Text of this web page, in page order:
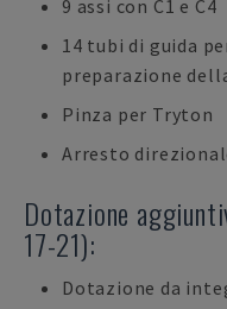
9 assi con C1 e C4
14 tubi di guida
preparazione
Pinza per Tryton
Arresto
Dotazione
17-21):
Dotazione da